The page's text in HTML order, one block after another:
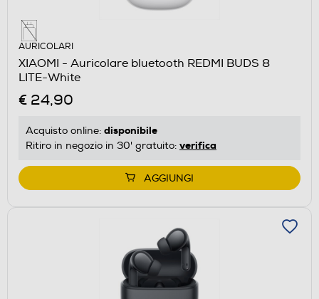
AURICOLARI
XIAOMI - Auricolare bluetooth REDMI BUDS 8
LITE-White
€ 24,90
Acquisto online: disponibile
Ritiro in negozio in 30' gratuito: verifica
AGGIUNGI